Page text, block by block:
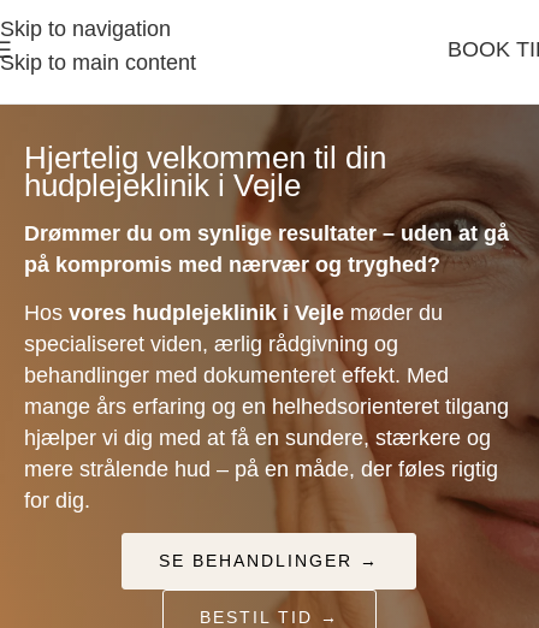
Skip to navigation
Skip to main content
BOOK
Hjertelig velkommen til din
hudplejeklinik i Vejle
Drømmer du om synlige resultater – uden at gå
på kompromis med nærvær og tryghed?
Hos vores hudplejeklinik i Vejle møder du
specialiseret viden, ærlig rådgivning og
behandlinger med dokumenteret effekt. Med
mange års erfaring og en helhedsorienteret tilgang
hjælper vi dig med at få en sundere, stærkere og
mere strålende hud – på en måde, der føles rigtig
for dig.
SE BEHANDLINGER →
BESTIL TID →